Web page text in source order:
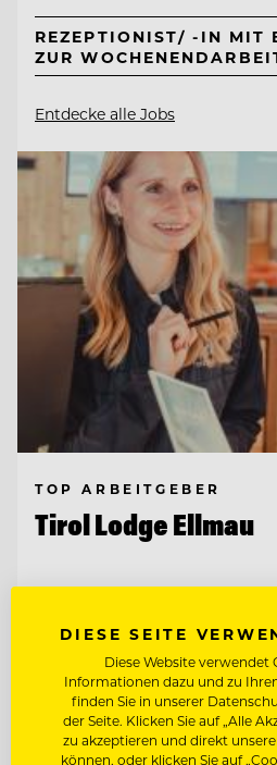
REZEPTIONIST/ -IN MIT
ZUR
Entdecke alle Jobs
TOP ARBEITGEBER
Tirol Lodge Ellmau
RESERVIERUNG / BACK
(M/W/D)
CHEF DE RANG
DIESE SEITE
Diese Website verwendet
Informationen dazu und zu
finden Sie in unserer
der Seite. Klicken Sie auf „Alle
zu akzeptieren und direkt
können, oder klicken Sie auf